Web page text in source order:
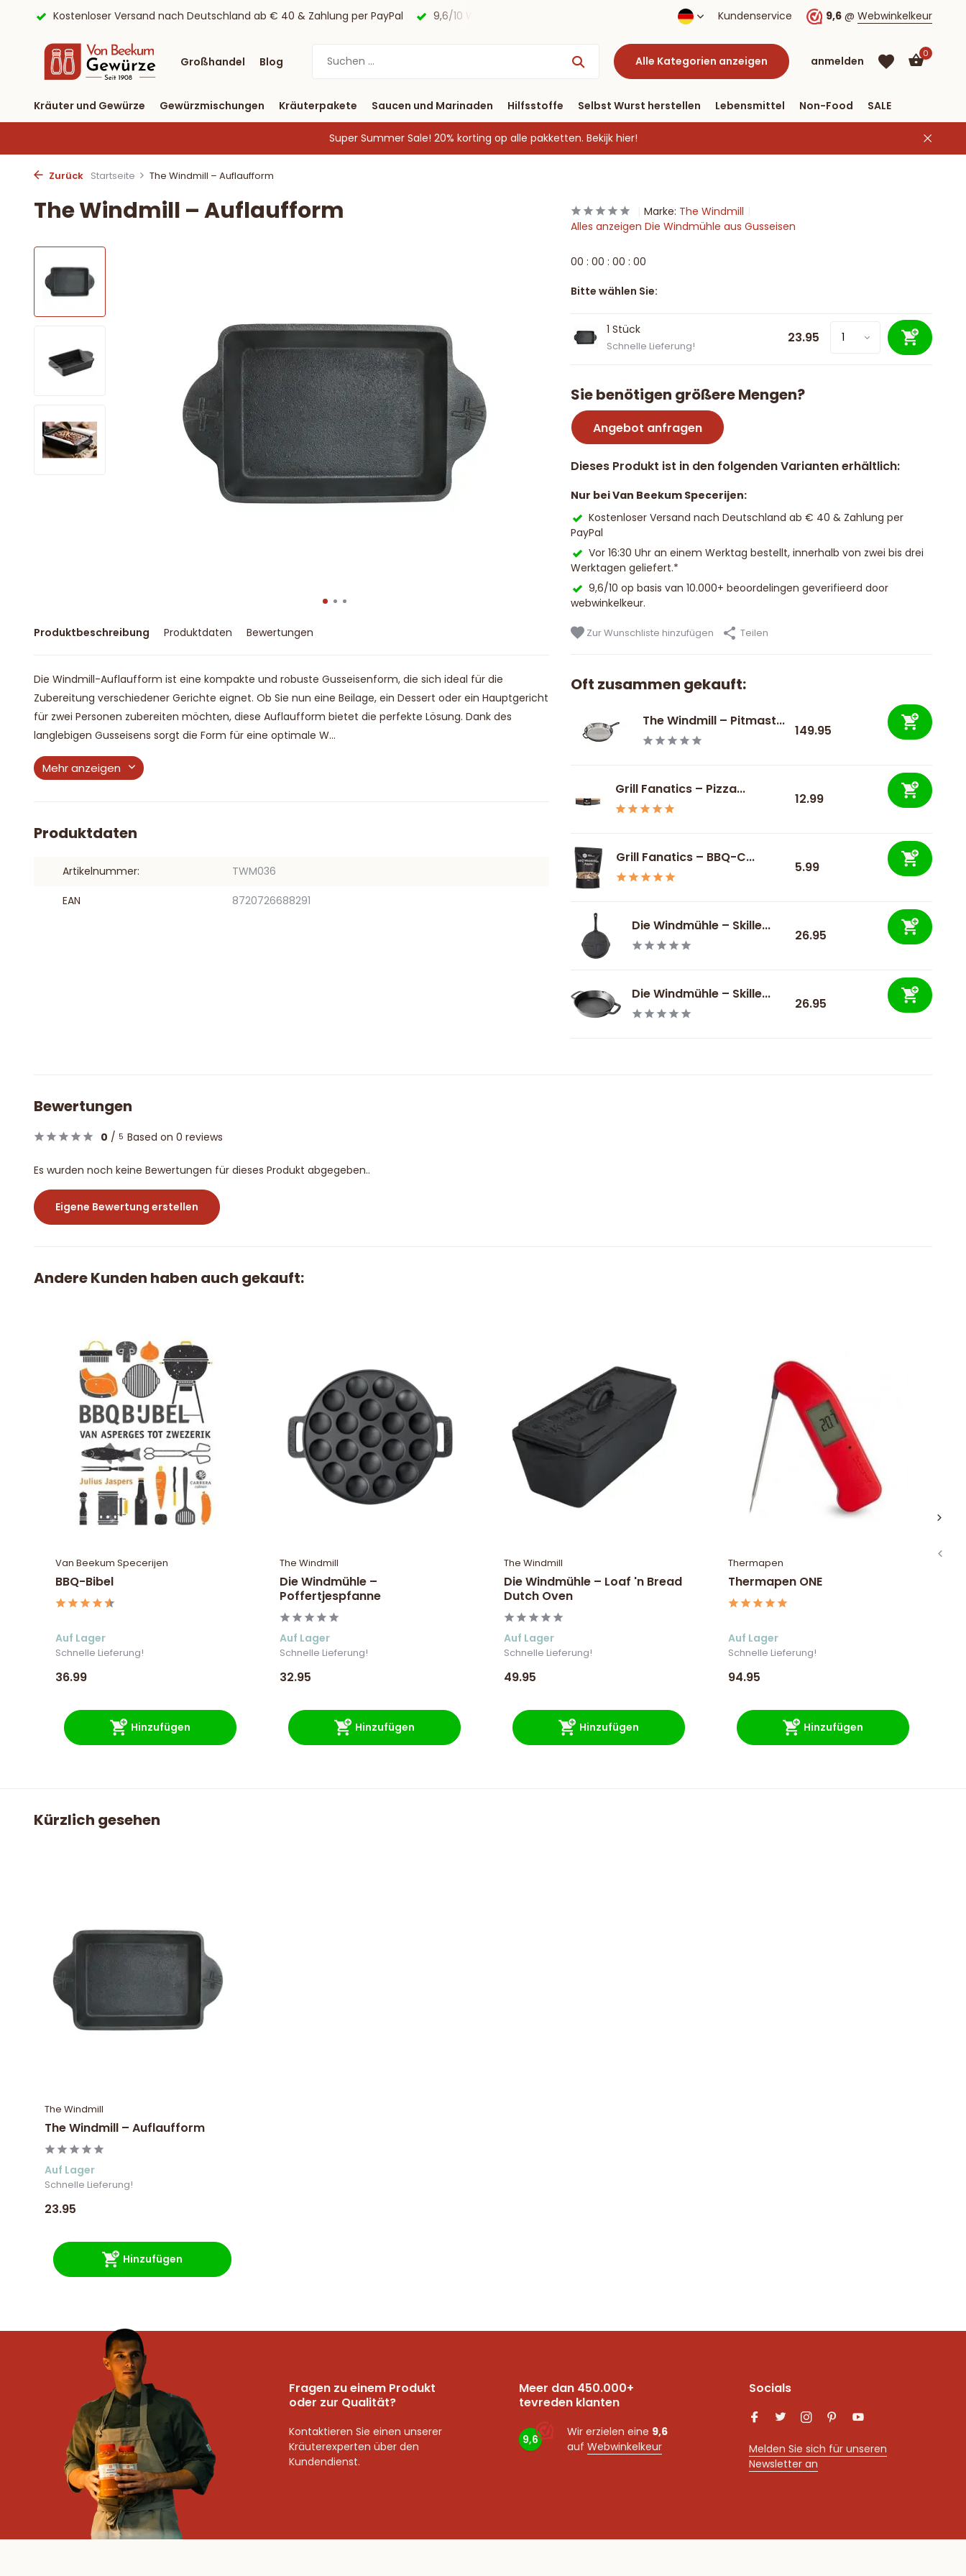
9,6/10 Webwinkelkeur ✔ Lieferung binnen drei Tagen Kostenloser Versand nach Deutschland ab € 40 & Zahlung per PayPalKundenservice 9,6 @ Webwinkelkeur
Großhandel Blog Alle Kategorien anzeigen anmelden
anlegen
0
Kräuter und Gewürze Gewürzmischungen Kräuterpakete Saucen und Marinaden Hilfsstoffe Selbst Wurst herstellen Lebensmittel Non-Food SALE
Super Summer Sale! 20% korting op alle pakketten. Bekijk hier!
Zurück Startseite The Windmill – Auflaufform
The Windmill – Auflaufform
Produktbeschreibung Produktdaten Bewertungen
Die Windmill-Auflaufform ist eine kompakte und robuste Gusseisenform, die sich ideal für die
Zubereitung verschiedener Gerichte eignet. Ob Sie nun eine Beilage, ein Dessert oder ein Hauptgericht
für zwei Personen zubereiten möchten, diese Auflaufform bietet die perfekte Lösung. Dank des
langlebigen Gusseisens sorgt die Form für eine optimale W...
Mehr anzeigen
Produktdaten
Artikelnummer: TWM036
EAN 8720726688291
Marke: The Windmill
Alles anzeigen Die Windmühle aus Gusseisen
00 : 00 : 00 : 00
Bitte wählen Sie:
1 Stück
Schnelle Lieferung! 23.95
Sie benötigen größere Mengen?
Angebot anfragen
Dieses Produkt ist in den folgenden Varianten erhältlich:
Nur bei Van Beekum Specerijen:
Kostenloser Versand nach Deutschland ab € 40 & Zahlung per
PayPal
Vor 16:30 Uhr an einem Werktag bestellt, innerhalb von zwei bis drei
Werktagen geliefert.*
9,6/10 op basis van 10.000+ beoordelingen geverifieerd door
webwinkelkeur.
Zur Wunschliste hinzufügen Teilen
Oft zusammen gekauft:
The Windmill – Pitmast...
149.95
Grill Fanatics – Pizza...
12.99
Grill Fanatics – BBQ-C...
5.99
Die Windmühle – Skille...
26.95
Die Windmühle – Skille...
26.95
Bewertungen
0 / 5 Based on 0 reviews
Es wurden noch keine Bewertungen für dieses Produkt abgegeben..
Eigene Bewertung erstellen
Andere Kunden haben auch gekauft:
Van Beekum Specerijen
BBQ-Bibel
Auf Lager
Schnelle Lieferung!
36.99
Hinzufügen
The Windmill
Die Windmühle –
Poffertjespfanne
Auf Lager
Schnelle Lieferung!
32.95
Hinzufügen
The Windmill
Die Windmühle – Loaf 'n Bread
Dutch Oven
Auf Lager
Schnelle Lieferung!
49.95
Hinzufügen
Thermapen
Thermapen ONE
Auf Lager
Schnelle Lieferung!
94.95
Hinzufügen
Kürzlich gesehen
The Windmill
The Windmill – Auflaufform
Auf Lager
Schnelle Lieferung!
23.95
Hinzufügen
Fragen zu einem Produkt
oder zur Qualität?
Kontaktieren Sie einen unserer
Kräuterexperten über den
Kundendienst.
Meer dan 450.000+
tevreden klanten
9,6
Wir erzielen eine 9,6
auf Webwinkelkeur
Socials
Melden Sie sich für unseren
Newsletter an